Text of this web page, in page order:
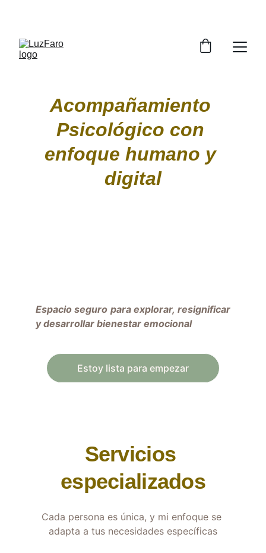
Acompañamiento
Psicológico con
enfoque humano y
digital
Espacio seguro para explorar, resignificar
y desarrollar bienestar emocional
Estoy lista para empezar
Servicios
especializados
Cada persona es única, y mi enfoque se
adapta a tus necesidades específicas